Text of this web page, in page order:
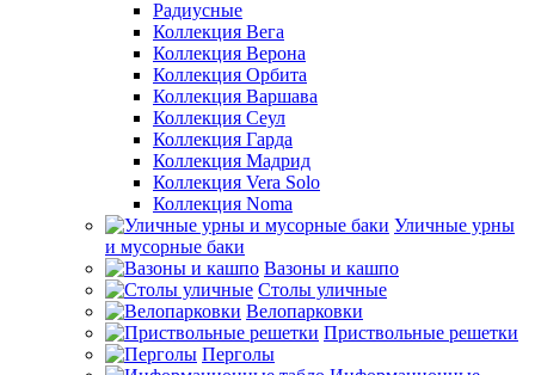
Радиусные
Коллекция Вега
Коллекция Верона
Коллекция Орбита
Коллекция Варшава
Коллекция Сеул
Коллекция Гарда
Коллекция Мадрид
Коллекция Vera Solo
Коллекция Noma
Уличные урны
и мусорные баки
Вазоны и кашпо
Столы уличные
Велопарковки
Приствольные решетки
Перголы